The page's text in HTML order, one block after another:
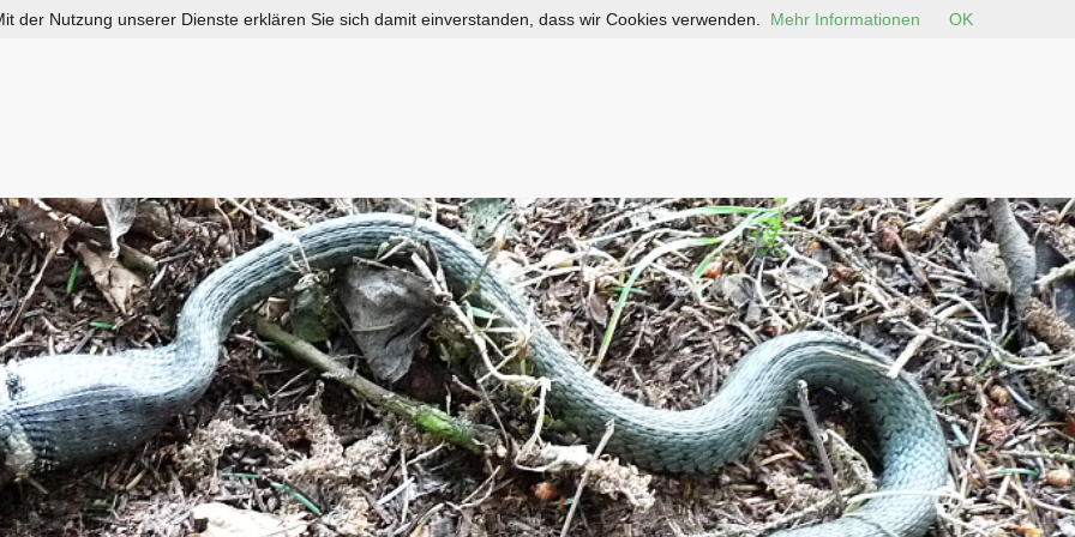
der Nutzung unserer Dienste erklären Sie sich damit einverstanden, dass wir Cookies verwenden. Mehr Informationen OK